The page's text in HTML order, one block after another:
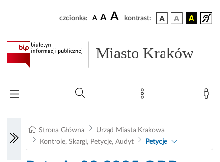
czcionka: A A A kontrast:
Miasto Kraków
Strona Główna
Urząd Miasta Krakowa
Kontrole, Skargi, Petycje, Audyt
Petycje